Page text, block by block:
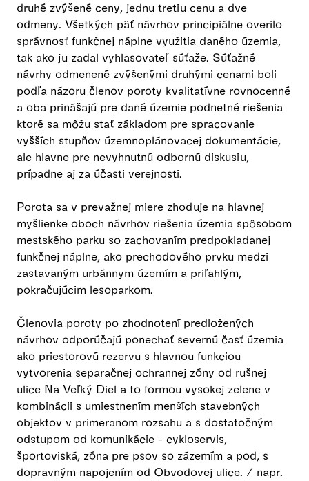
druhé zvýšené ceny, jednu tretiu cenu a dve
odmeny. Všetkých päť návrhov principiálne overilo
správnosť funkčnej náplne využitia daného územia,
tak ako ju zadal vyhlasovateľ súťaže. Súťažné
návrhy odmenené zvýšenými druhými cenami boli
podľa názoru členov poroty kvalitatívne rovnocenné
a oba prinášajú pre dané územie podnetné riešenia
ktoré sa môžu stať základom pre spracovanie
vyšších stupňov územnoplánovacej dokumentácie,
ale hlavne pre nevyhnutnú odbornú diskusiu,
prípadne aj za účasti verejnosti.
Porota sa v prevažnej miere zhoduje na hlavnej
myšlienke oboch návrhov riešenia územia spôsobom
mestského parku so zachovaním predpokladanej
funkčnej náplne, ako prechodového prvku medzi
zastavaným urbánnym územím a priľahlým,
pokračujúcim lesoparkom.
Členovia poroty po zhodnotení predložených
návrhov odporúčajú ponechať severnú časť územia
ako priestorovú rezervu s hlavnou funkciou
vytvorenia separačnej ochrannej zóny od rušnej
ulice Na Veľký Diel a to formou vysokej zelene v
kombinácii s umiestnením menších stavebných
objektov v primeranom rozsahu a s dostatočným
odstupom od komunikácie - cykloservis,
športoviská, zóna pre psov so zázemím a pod, s
dopravným napojením od Obvodovej ulice. / napr.